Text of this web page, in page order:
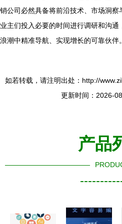
销公司必然具备将前沿技术、市场洞
业主们投入必要的时间进行调研和沟
浪潮中精准导航、实现增长的可靠伙伴。
如若转载，请注明出处：http://
更新时间：2026-
产品